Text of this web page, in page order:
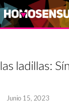
ladillas:
Junio 15, 2023